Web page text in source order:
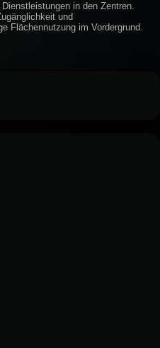
in den Zentren.
und
Flächennutzung im Vordergrund.